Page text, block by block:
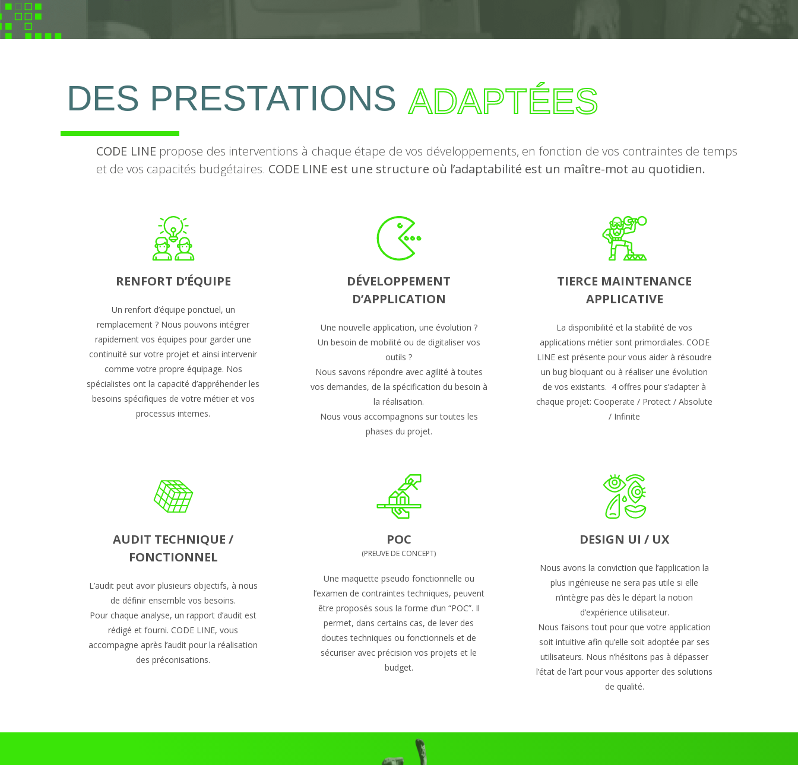
DES PRESTATIONS ADAPTÉES
CODE LINE propose des interventions à chaque étape de vos développements, en fonction de vos contraintes de temps
et de vos capacités budgétaires. CODE LINE est une structure où l’adaptabilité est un maître-mot au quotidien.
RENFORT D’ÉQUIPE
Un renfort d’équipe ponctuel, un
remplacement ? Nous pouvons intégrer
rapidement vos équipes pour garder une
continuité sur votre projet et ainsi intervenir
comme votre propre équipage. Nos
spécialistes ont la capacité d’appréhender les
besoins spécifiques de votre métier et vos
processus internes.
DÉVELOPPEMENT
D’APPLICATION
Une nouvelle application, une évolution ?
Un besoin de mobilité ou de digitaliser vos
outils ?
Nous savons répondre avec agilité à toutes
vos demandes, de la spécification du besoin à
la réalisation.
Nous vous accompagnons sur toutes les
phases du projet.
TIERCE MAINTENANCE
APPLICATIVE
La disponibilité et la stabilité de vos
applications métier sont primordiales. CODE
LINE est présente pour vous aider à résoudre
un bug bloquant ou à réaliser une évolution
de vos existants. 4 offres pour s’adapter à
chaque projet: Cooperate / Protect / Absolute
/ Infinite
AUDIT TECHNIQUE /
FONCTIONNEL
L’audit peut avoir plusieurs objectifs, à nous
de définir ensemble vos besoins.
Pour chaque analyse, un rapport d’audit est
rédigé et fourni. CODE LINE, vous
accompagne après l’audit pour la réalisation
des préconisations.
POC
(PREUVE DE CONCEPT)
Une maquette pseudo fonctionnelle ou
l’examen de contraintes techniques, peuvent
être proposés sous la forme d’un “POC”. Il
permet, dans certains cas, de lever des
doutes techniques ou fonctionnels et de
sécuriser avec précision vos projets et le
budget.
DESIGN UI / UX
Nous avons la conviction que l’application la
plus ingénieuse ne sera pas utile si elle
n’intègre pas dès le départ la notion
d’expérience utilisateur.
Nous faisons tout pour que votre application
soit intuitive afin qu’elle soit adoptée par ses
utilisateurs. Nous n’hésitons pas à dépasser
l’état de l’art pour vous apporter des solutions
de qualité.